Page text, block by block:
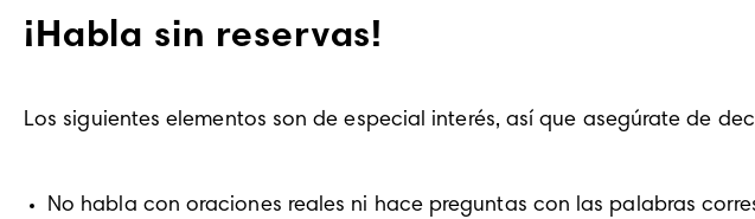
¡Habla sin reservas!
Los siguientes elementos son de especial interés, así que asegúrate de
No habla con oraciones reales ni hace preguntas con las palabras